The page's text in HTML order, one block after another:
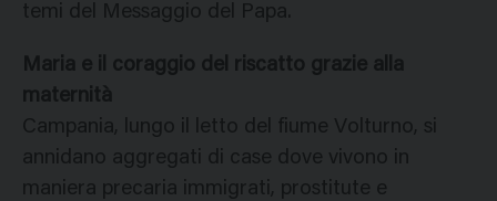
temi del Messaggio del Papa.
Maria e il coraggio del riscatto grazie alla
maternità
Campania, lungo il letto del fiume Volturno, si
annidano aggregati di case dove vivono in
maniera precaria immigrati, prostitute e